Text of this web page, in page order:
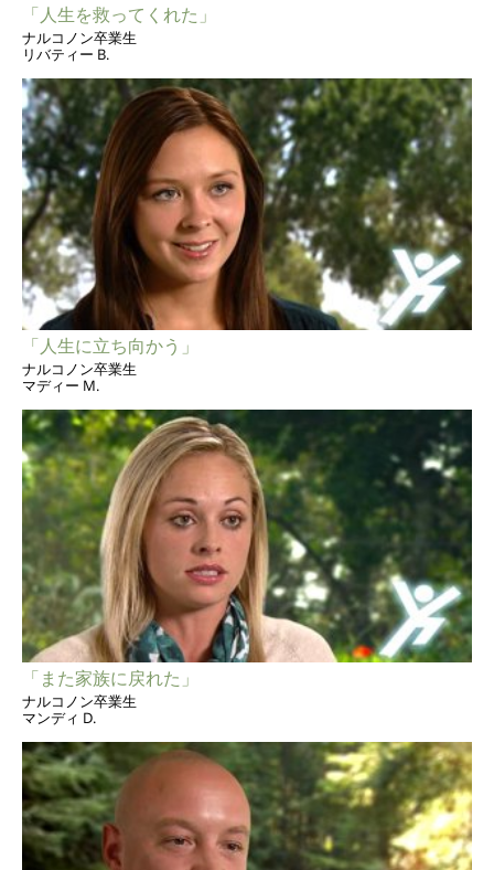
「人生を救ってくれた」
ナルコノン卒業生
リバティー B.
「人生に立ち向かう」
ナルコノン卒業生
マディー M.
「また家族に戻れた」
ナルコノン卒業生
マンディ D.